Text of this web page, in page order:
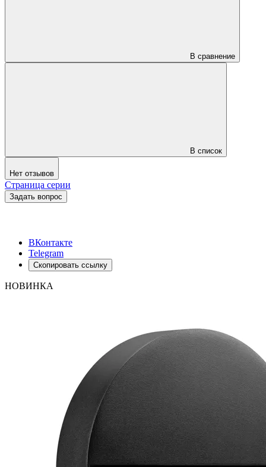
В сравнение
В список
Нет отзывов
Страница серии
Задать вопрос
ВКонтакте
Telegram
Скопировать ссылку
НОВИНКА